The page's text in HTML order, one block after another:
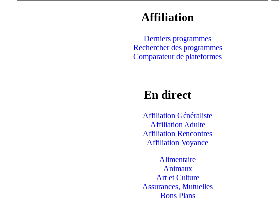
Affiliation
Derniers programmes
Rechercher des programmes
Comparateur de plateformes
En direct
Affiliation Généraliste
Affiliation Adulte
Affiliation Rencontres
Affiliation Voyance
Alimentaire
Animaux
Art et Culture
Assurances, Mutuelles
Bons Plans